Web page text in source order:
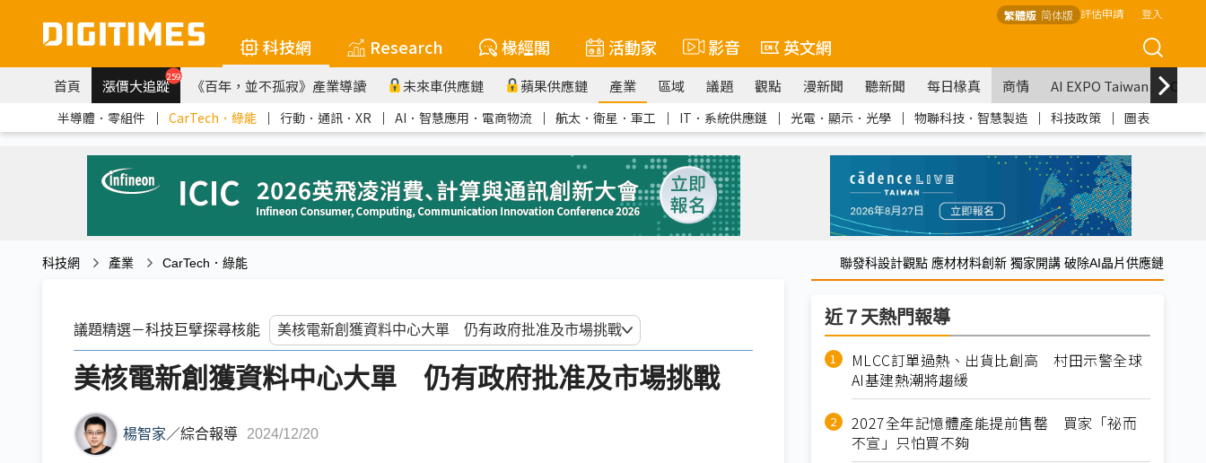
繁體版 简体版 評估申請 登入
科技網 Research 椽經閣 活動家 影音 英文網
首頁 漲價大追蹤259 《百年，並不孤寂》產業導讀 未來車供應鏈 蘋果供應鏈 產業 區域 議題 觀點 漫新聞 聽新聞 每日椽真 商情 AI EXPO Taiwan
半導體．零組件 ｜ CarTech．綠能 ｜ 行動．通訊．XR ｜ AI．智慧應用．電商物流 ｜ 航太．衛星．軍工 ｜ IT．系統供應鏈 ｜ 光電．顯示．光學 ｜ 物聯科技．智慧製造 ｜ 科技政策 ｜ 圖表
科技網 產業 CarTech．綠能 聯發科設計觀點 應材材料創新 獨家開講 破除AI晶片供應鏈
議題精選－科技巨擘探尋核能
美核電新創獲資料中心大單 仍有政府批准及市場挑戰
楊智家 ／綜合報導 2024/12/20
近７天熱門報導
MLCC訂單過熱、出貨比創高 村田示警全球
AI基建熱潮將趨緩
2027全年記憶體產能提前售罄 買家「祕而
不宣」只怕買不夠